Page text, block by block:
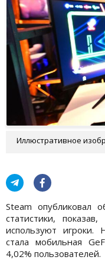
Иллюстративное
Steam опубликовал
статистики,
используют
стала мобильная
4,02% пользователей.